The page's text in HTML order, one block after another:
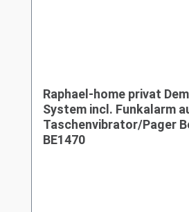
Raphael-home privat
System incl. Funkalarm
Taschenvibrator/Pager
BE1470